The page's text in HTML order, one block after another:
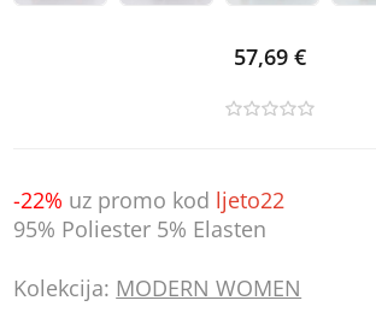
57,69 €
-22% uz promo kod ljeto22
95% Poliester 5% Elasten
Kolekcija: MODERN WOMEN